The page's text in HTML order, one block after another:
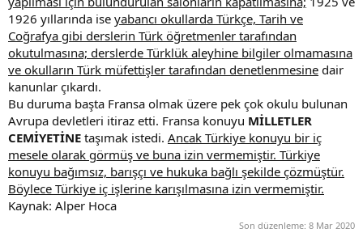
1926 yıllarında ise yabancı okullarda Türkçe, Tarih ve
Coğrafya gibi derslerin Türk öğretmenler tarafından
okutulmasına; derslerde Türklük aleyhine bilgiler olmamasına
ve okulların Türk müfettişler tarafından denetlenmesine dair
kanunlar çıkardı.
Bu duruma başta Fransa olmak üzere pek çok okulu bulunan
Avrupa devletleri itiraz etti. Fransa konuyu MİLLETLER
CEMİYETİNE taşımak istedi. Ancak Türkiye konuyu bir iç
mesele olarak görmüş ve buna izin vermemiştir. Türkiye
konuyu bağımsız, barışçı ve hukuka bağlı şekilde çözmüştür.
Böylece Türkiye iç işlerine karışılmasına izin vermemiştir.
Kaynak: Alper Hoca
Son düzenleme: 8 Mar 2020